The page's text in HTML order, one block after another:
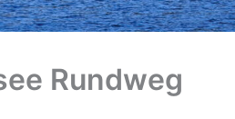
Rundweg